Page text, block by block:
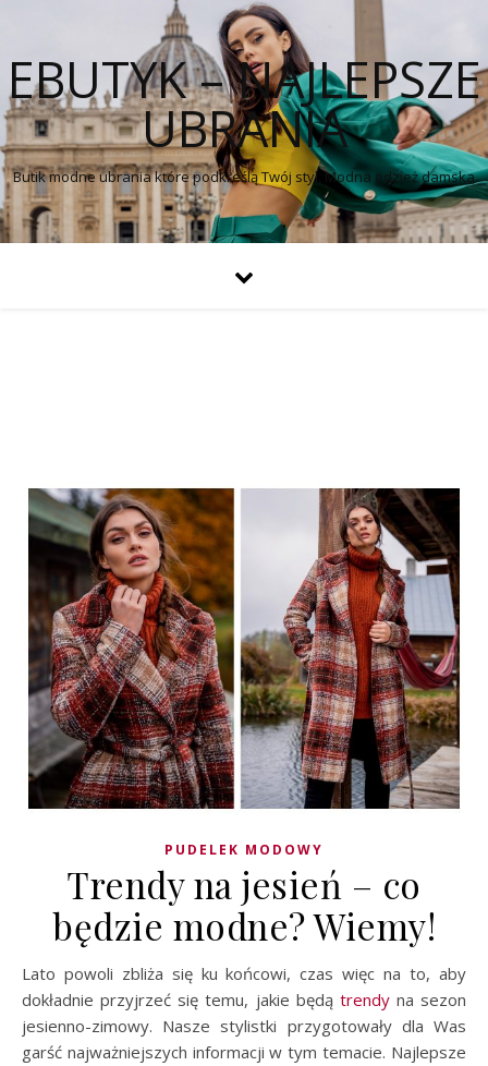
EBUTYK – NAJLEPSZE
UBRANIA
Butik modne ubrania które podkreślą Twój styl. Modna odzież damska
PUDELEK MODOWY
Trendy na jesień – co
będzie modne? Wiemy!
Lato powoli zbliża się ku końcowi, czas więc na to, aby
dokładnie przyjrzeć się temu, jakie będą trendyna sezon
jesienno-zimowy. Nasze stylistki przygotowały dla Was
garść najważniejszych informacji w tym temacie. Najlepsze